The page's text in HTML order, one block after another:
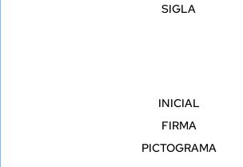
SIGLA
INICIAL
FIRMA
PICTOGRAMA